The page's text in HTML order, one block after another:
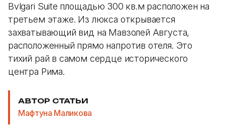
Bvlgari Suite площадью 300 кв.м расположен на
третьем этаже. Из люкса открывается
захватывающий вид на Мавзолей Августа,
расположенный прямо напротив отеля. Это
тихий рай в самом сердце исторического
центра Рима.
АВТОР СТАТЬИ
Мафтуна Маликова